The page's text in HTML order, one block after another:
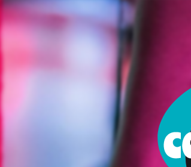
Barrierefreiheit